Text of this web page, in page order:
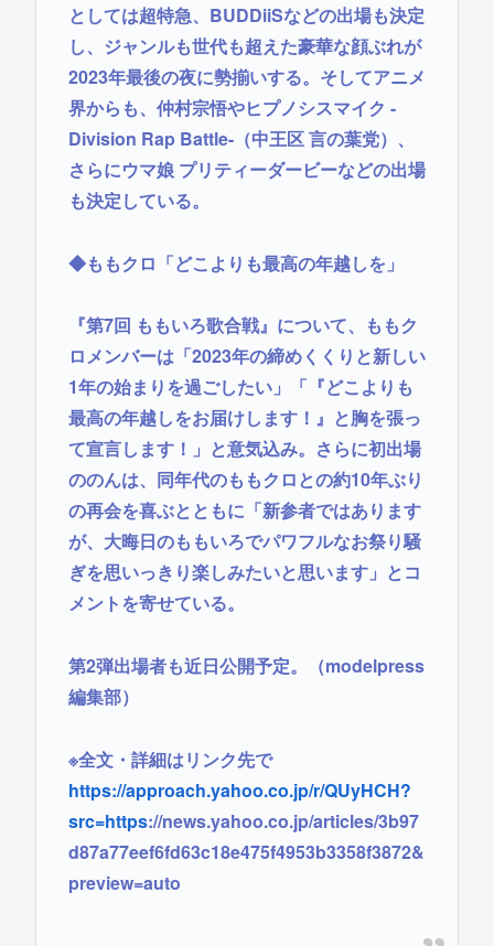
としては超特急、BUDDiiSなどの出場も決定
し、ジャンルも世代も超えた豪華な顔ぶれが
2023年最後の夜に勢揃いする。そしてアニメ
界からも、仲村宗悟やヒプノシスマイク -
Division Rap Battle-（中王区 言の葉党）、
さらにウマ娘 プリティーダービーなどの出場
も決定している。
◆ももクロ「どこよりも最高の年越しを」
『第7回 ももいろ歌合戦』について、ももク
ロメンバーは「2023年の締めくくりと新しい
1年の始まりを過ごしたい」「『どこよりも
最高の年越しをお届けします！』と胸を張っ
て宣言します！」と意気込み。さらに初出場
ののんは、同年代のももクロとの約10年ぶり
の再会を喜ぶとともに「新参者ではあります
が、大晦日のももいろでパワフルなお祭り騒
ぎを思いっきり楽しみたいと思います」とコ
メントを寄せている。
第2弾出場者も近日公開予定。（modelpress
編集部）
※全文・詳細はリンク先で
https://approach.yahoo.co.jp/r/QUyHCH?
src=https://news.yahoo.co.jp/articles/3b97
d87a77eef6fd63c18e475f4953b3358f3872&
preview=auto